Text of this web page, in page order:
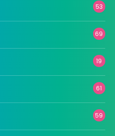
53
69
19
61
59